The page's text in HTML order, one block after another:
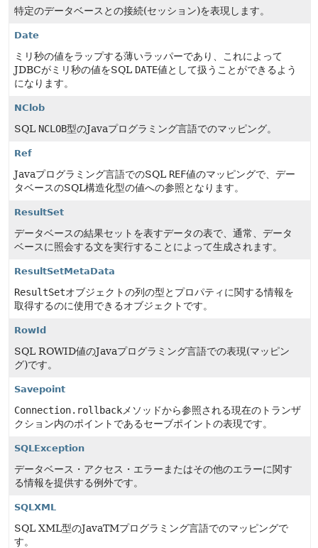
特定のデータベースとの接続(セッション)を表現します。
Date
ミリ秒の値をラップする薄いラッパーであり、これによって
JDBCがミリ秒の値をSQL DATE値として扱うことができるよう
になります。
NClob
SQL NCLOB型のJavaプログラミング言語でのマッピング。
Ref
Javaプログラミング言語でのSQL REF値のマッピングで、デー
タベースのSQL構造化型の値への参照となります。
ResultSet
データベースの結果セットを表すデータの表で、通常、データ
ベースに照会する文を実行することによって生成されます。
ResultSetMetaData
ResultSetオブジェクトの列の型とプロパティに関する情報を
取得するのに使用できるオブジェクトです。
RowId
SQL ROWID値のJavaプログラミング言語での表現(マッピン
グ)です。
Savepoint
Connection.rollback メソッドから参照される現在のトランザ
クション内のポイントであるセーブポイントの表現です。
SQLException
データベース・アクセス・エラーまたはその他のエラーに関す
る情報を提供する例外です。
SQLXML
SQL XML型のJavaTMプログラミング言語でのマッピングで
す。